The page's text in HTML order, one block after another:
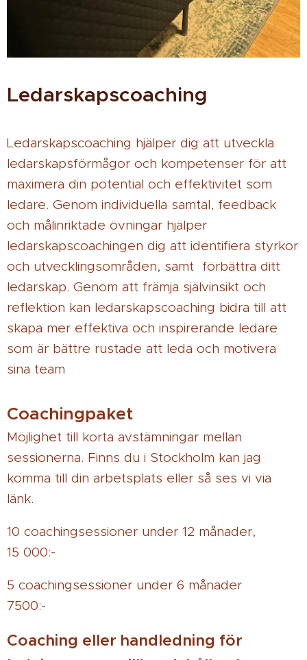
Ledarskapscoaching
Ledarskapscoaching hjälper dig att utveckla
ledarskapsförmågor och kompetenser för att
maximera din potential och effektivitet som
ledare. Genom individuella samtal, feedback
och målinriktade övningar hjälper
ledarskapscoachingen dig att identifiera styrkor
och utvecklingsområden, samt förbättra ditt
ledarskap. Genom att främja självinsikt och
reflektion kan ledarskapscoaching bidra till att
skapa mer effektiva och inspirerande ledare
som är bättre rustade att leda och motivera
sina team
Coachingpaket
Möjlighet till korta avstämningar mellan
sessionerna. Finns du i Stockholm kan jag
komma till din arbetsplats eller så ses vi via
länk.
10 coachingsessioner under 12 månader,
15 000:-
5 coachingsessioner under 6 månader
7500:-
Coaching eller handledning för